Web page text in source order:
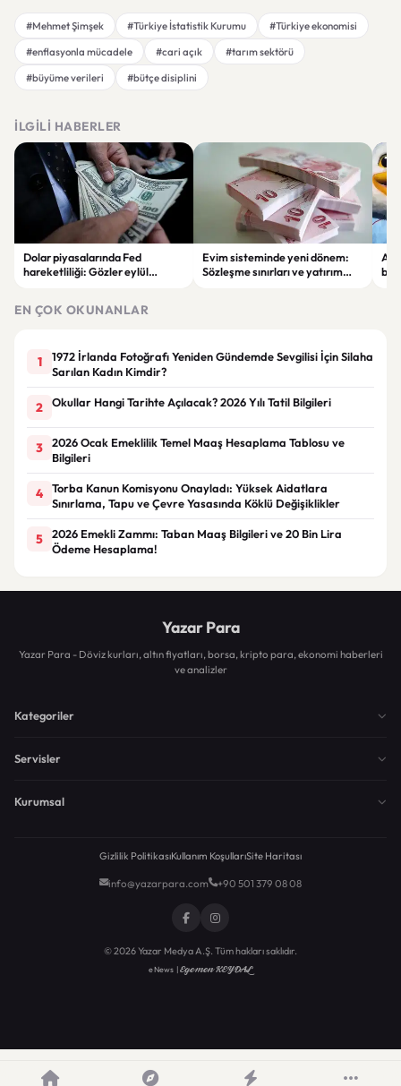
#Mehmet Şimşek #Türkiye İstatistik Kurumu
#Türkiye ekonomisi
#enflasyonla mücadele
#cari açık
#tarım sektörü
#büyüme verileri
#bütçe disiplini
İLGILI HABERLER
Dolar piyasalarında Fed
hareketliliği: Gözler eylül
Evim sisteminde yeni dönem:
Sözleşme sınırları ve yatırım
EN ÇOK OKUNANLAR
1
1972 İrlanda Fotoğrafı Yeniden Gündemde Sevgilisi İçin Silaha
Sarılan Kadın Kimdir?
2 Okullar Hangi Tarihte Açılacak? 2026 Yılı Tatil Bilgileri
3
2026 Ocak Emeklilik Temel Maaş Hesaplama Tablosu ve
Bilgileri
4
Torba Kanun Komisyonu Onayladı: Yüksek Aidatlara
Sınırlama, Tapu ve Çevre Yasasında Köklü Değişiklikler
5
2026 Emekli Zammı: Taban Maaş Bilgileri ve 20 Bin Lira
Ödeme Hesaplama!
Yazar Para
Yazar Para - Döviz kurları, altın fiyatları, borsa, kripto para, ekonomi haberleri
ve analizler
Kategoriler
Servisler
Kurumsal
Gizlilik PolitikasıKullanım KoşullarıSite Haritası
info@yazarpara.com +90 501 379 08 08
© 2026 Yazar Medya A.Ş. Tüm hakları saklıdır.
eNews |Egemen KEYDAL